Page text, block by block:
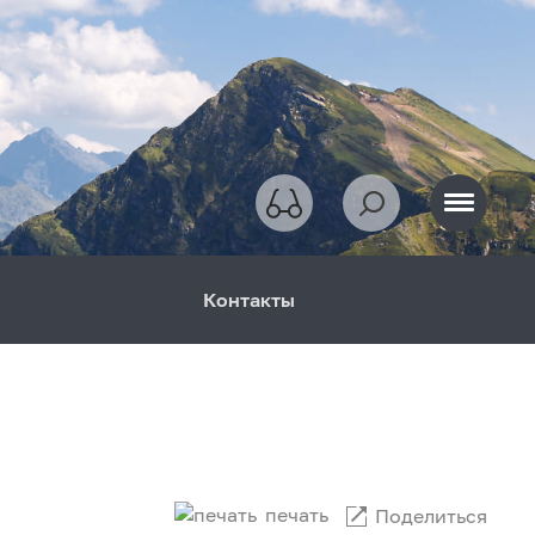
Контакты
печать Поделиться